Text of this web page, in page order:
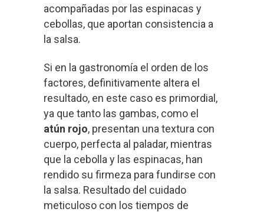
acompañadas por las espinacas y
cebollas, que aportan consistencia a
la salsa.
Si en la gastronomía el orden de los
factores, definitivamente altera el
resultado, en este caso es primordial,
ya que tanto las gambas, como el
atún rojo, presentan una textura con
cuerpo, perfecta al paladar, mientras
que la cebolla y las espinacas, han
rendido su firmeza para fundirse con
la salsa. Resultado del cuidado
meticuloso con los tiempos de